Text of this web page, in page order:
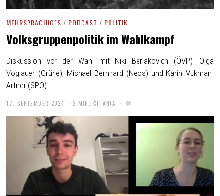
MEHRSPRACHIGES / PODCAST / POLITIK
Volksgruppenpolitik im Wahlkampf
Diskussion vor der Wahl mit Niki Berlakovich (ÖVP), Olga
Voglauer (Grüne), Michael Bernhard (Neos) und Karin Vukman-
Artner (SPÖ).
17. SEPTEMBER 2024 2 MIN. ČITANJA